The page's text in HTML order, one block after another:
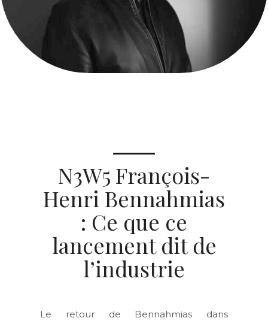
N3W5 François-
Henri Bennahmias
: Ce que ce
lancement dit de
l’industrie
Le retour de Bennahmias dans